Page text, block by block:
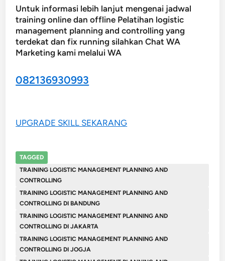
Untuk informasi lebih lanjut mengenai jadwal
training online dan offline Pelatihan logistic
management planning and controlling yang
terdekat dan fix running silahkan Chat WA
Marketing kami melalui WA
082136930993
UPGRADE SKILL SEKARANG
TAGGED
TRAINING LOGISTIC MANAGEMENT PLANNING AND
CONTROLLING
TRAINING LOGISTIC MANAGEMENT PLANNING AND
CONTROLLING DI BANDUNG
TRAINING LOGISTIC MANAGEMENT PLANNING AND
CONTROLLING DI JAKARTA
TRAINING LOGISTIC MANAGEMENT PLANNING AND
CONTROLLING DI JOGJA